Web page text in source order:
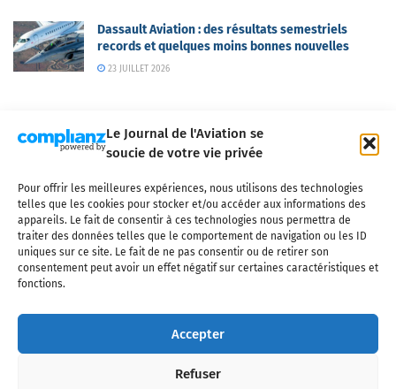
Le Journal de l'Aviation se
soucie de votre vie privée
Pour offrir les meilleures expériences, nous utilisons des technologies
telles que les cookies pour stocker et/ou accéder aux informations des
appareils. Le fait de consentir à ces technologies nous permettra de
traiter des données telles que le comportement de navigation ou les ID
uniques sur ce site. Le fait de ne pas consentir ou de retirer son
consentement peut avoir un effet négatif sur certaines caractéristiques et
fonctions.
Accepter
Refuser
Dassault Aviation : des résultats semestriels
records et quelques moins bonnes nouvelles
23 JUILLET 2026
Qui sommes-nous ? Nous contacter
Partenaires
Mentions légales
CGV Politique de confidentialité Cookies
l'industrie aéronautique, l'aviation commerciale, l'aviation d'affaires, les
civils, l'aéronautique de défense et l'industrie spatiale. Toute reproduction,